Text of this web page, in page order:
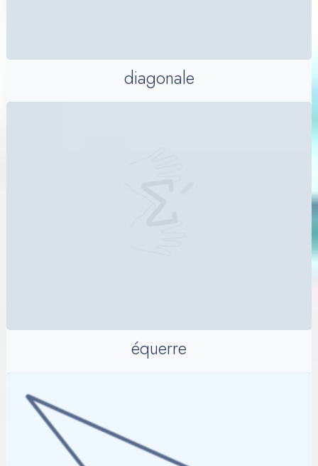
diagonale
équerre